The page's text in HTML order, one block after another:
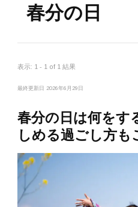
春分の日
表示: 1 - 1 of 1 結果
最終更新日 2026年6月29日
春分の日は何をす
しめる過ごし方も